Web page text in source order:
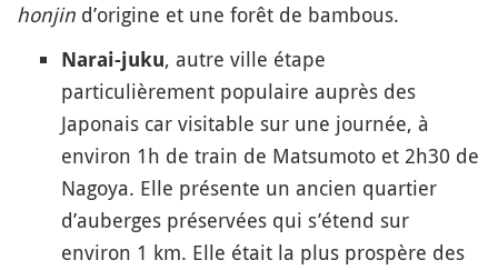
honjin d’origine et une forêt de bambous.
Narai-juku, autre ville étape
particulièrement populaire auprès des
Japonais car visitable sur une journée, à
environ 1h de train de Matsumoto et 2h30 de
Nagoya. Elle présente un ancien quartier
d’auberges préservées qui s’étend sur
environ 1 km. Elle était la plus prospère des